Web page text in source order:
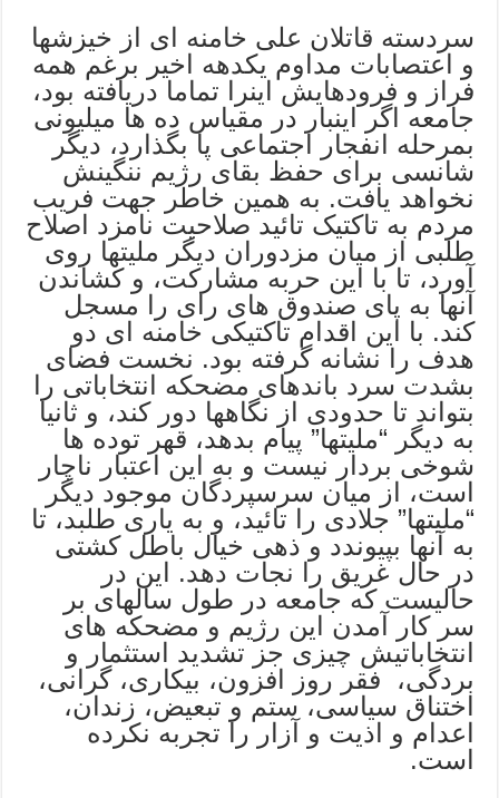
سردسته قاتلان علی خامنه ای از خیزشها
و اعتصابات مداوم یکدهه اخیر برغم همه
فراز و فرودهایش اینرا تماما دریافته بود،
جامعه اگر اینبار در مقیاس ده ها میلیونی
بمرحله انفجار اجتماعی پا بگذارد، دیگر
شانسی برای حفظ بقای رژیم ننگینش
نخواهد یافت. به همین خاطر جهت فریب
مردم به تاکتیک تائید صلاحیت نامزد اصلاح
طلبی از میان مزدوران دیگر ملیتها روی
آورد، تا با این حربه مشارکت، و کشاندن
آنها به پای صندوق های رای را مسجل
کند. با این اقدام تاکتیکی خامنه ای دو
هدف را نشانه گرفته بود. نخست فضای
بشدت سرد باندهای مضحکه انتخاباتی را
بتواند تا حدودی از نگاهها دور کند، و ثانیا
به دیگر “ملیتها” پیام بدهد، قهر توده ها
شوخی بردار نیست و به این اعتبار ناچار
است، از میان سرسپردگان موجود دیگر
“ملیتها” جلادی را تائید، و به یاری طلبد، تا
به آنها بپیوندد و ذهی خیال باطل کشتی
در حال غریق را نجات دهد. این در
حالیست که جامعه در طول سالهای بر
سر کار آمدن این رژیم و مضحکه های
انتخاباتیش چیزی جز تشدید استثمار و
بردگی، فقر روز افزون، بیکاری، گرانی،
اختناق سیاسی، ستم و تبعیض، زندان،
اعدام و اذیت و آزار را تجربه نکرده
است.